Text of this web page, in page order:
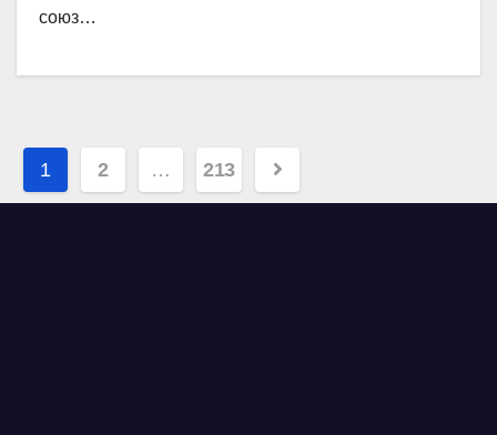
союз…
Навигация
по
1 2 … 213